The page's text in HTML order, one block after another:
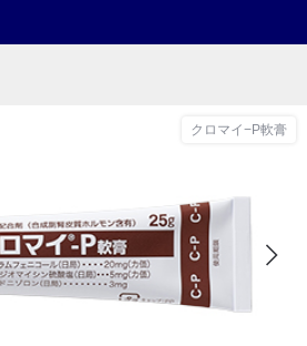
クロマイ−P軟膏